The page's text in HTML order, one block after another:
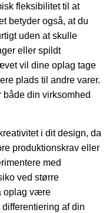
fleksibilitet til at
betyder også, at du
uden at skulle
eller spildt
vil dine oplag tage
plads til andre varer.
din virksomhed
i dit design, da
produktionskrav eller
med
ved større
oplag være
af din